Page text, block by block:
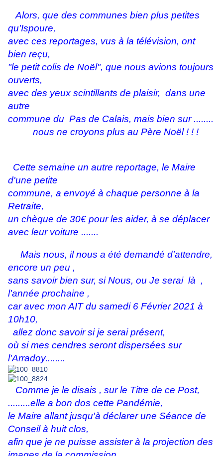
Alors, que des communes bien plus petites
qu'Ispoure,
avec ces reportages, vus à la télévision, ont
bien reçu,
"le petit colis de Noël", que nous avions toujours
ouverts,
avec des yeux scintillants de plaisir, dans une
autre
commune du Pas de Calais, mais bien sur ........
nous ne croyons plus au Père Noël ! ! !
Cette semaine un autre reportage, le Maire
d'une petite
commune, a envoyé à chaque personne à la
Retraite,
un chèque de 30€ pour les aider, à se déplacer
avec leur voiture .......
Mais nous, il nous a été demandé d'attendre,
encore un peu ,
sans savoir bien sur, si Nous, ou Je serai là ,
l'année prochaine ,
car avec mon AIT du samedi 6 Février 2021 à
10h10,
allez donc savoir si je serai présent,
où si mes cendres seront dispersées sur
l'Arradoy........
Comme je le disais , sur le Titre de ce Post,
.........elle a bon dos cette Pandémie,
le Maire allant jusqu'à déclarer une Séance de
Conseil à huit clos,
afin que je ne puisse assister à la projection des